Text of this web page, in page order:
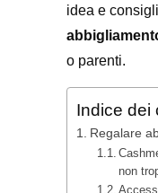
idea e
o parenti.
Indice dei
Regalare
non